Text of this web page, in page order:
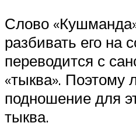
Слово
разбивать его на
переводится с
«тыква». Поэтому
подношение для
тыква.